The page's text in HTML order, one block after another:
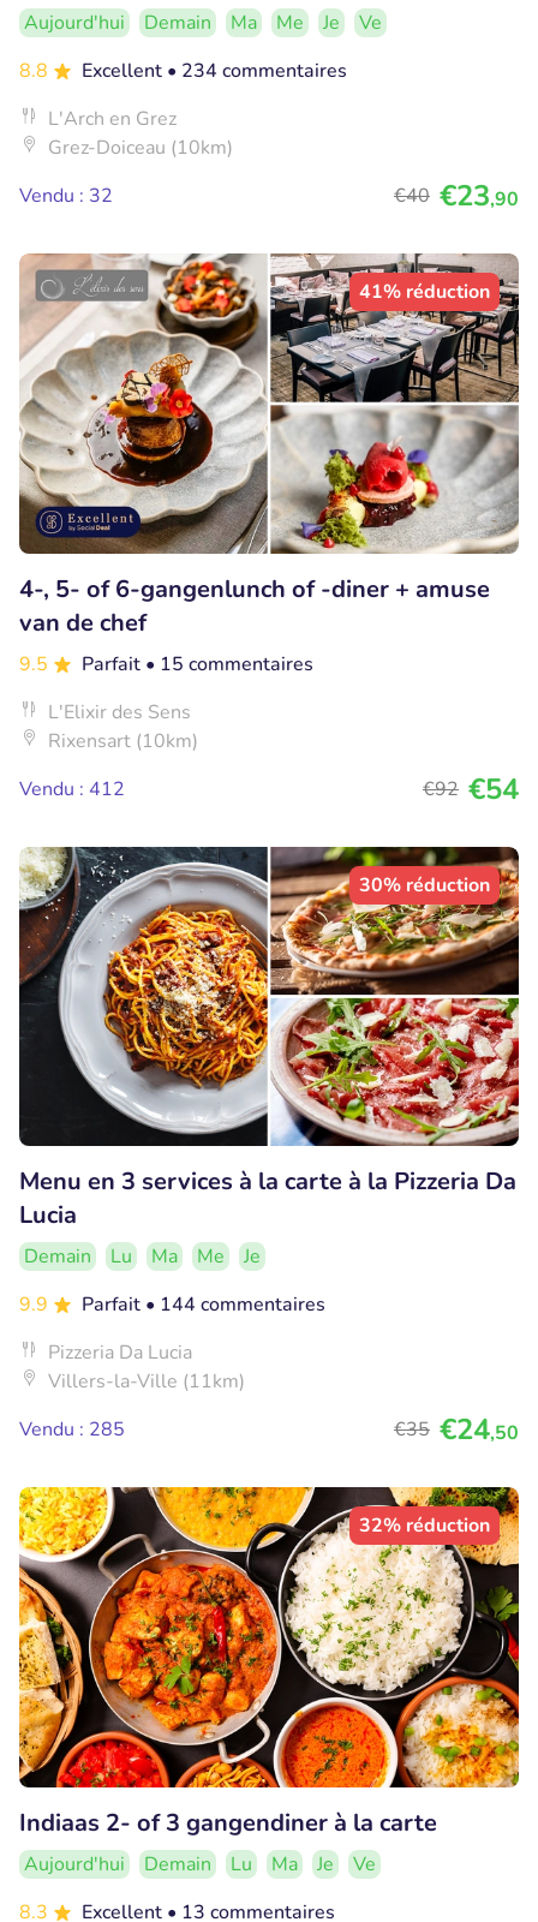
Aujourd'hui Demain Ma Me Je
Ve
8.8
Excellent • 234 commentaires
L'Arch en Grez
Grez-Doiceau (10km)
Vendu : 32
€40 €23,90
41% réduction
4-, 5- of 6-gangenlunch of -diner + amuse
van de chef
9.5 Parfait • 15 commentaires
L'Elixir des Sens
Rixensart (10km)
Vendu : 412
€92 €54
30% réduction
Menu en 3 services à la carte à la Pizzeria Da
Lucia
Demain Lu Ma Me
Je
9.9
Parfait • 144 commentaires
Pizzeria Da Lucia
Villers-la-Ville (11km)
Vendu : 285
€35 €24,50
32% réduction
Indiaas 2- of 3 gangendiner à la carte
Aujourd'hui Demain Lu Ma Je
Ve
8.3
Excellent • 13 commentaires